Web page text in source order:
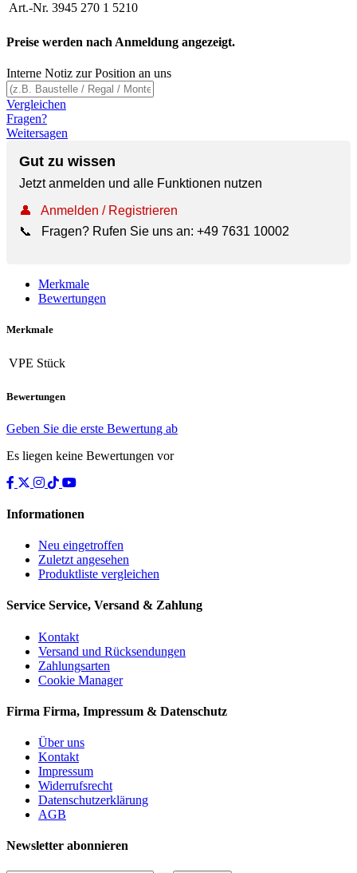
Art.-Nr. 3945 270 1 5210
Preise werden nach Anmeldung angezeigt.
Interne Notiz zur Position an uns
Vergleichen
Fragen?
Weitersagen
Gut zu wissen
Jetzt anmelden und alle Funktionen nutzen
👤
Anmelden / Registrieren
📞
Fragen? Rufen Sie uns an: +49 7631 10002
Merkmale
Bewertungen
Merkmale
VPE Stück
Bewertungen
Geben Sie die erste Bewertung ab
Es liegen keine Bewertungen vor
Informationen
Neu eingetroffen
Zuletzt angesehen
Produktliste vergleichen
Service Service, Versand & Zahlung
Kontakt
Versand und Rücksendungen
Zahlungsarten
Cookie Manager
Firma Firma, Impressum & Datenschutz
Über uns
Kontakt
Impressum
Widerrufsrecht
Datenschutzerklärung
AGB
Newsletter abonnieren